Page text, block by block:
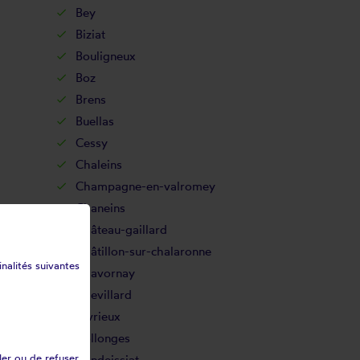
Bey
Biziat
Bouligneux
Boz
Brens
Buellas
Cessy
Chaleins
Champagne-en-valromey
Chaneins
Château-gaillard
Châtillon-sur-chalaronne
Chavornay
Chevillard
Civrieux
Collonges
suivantes